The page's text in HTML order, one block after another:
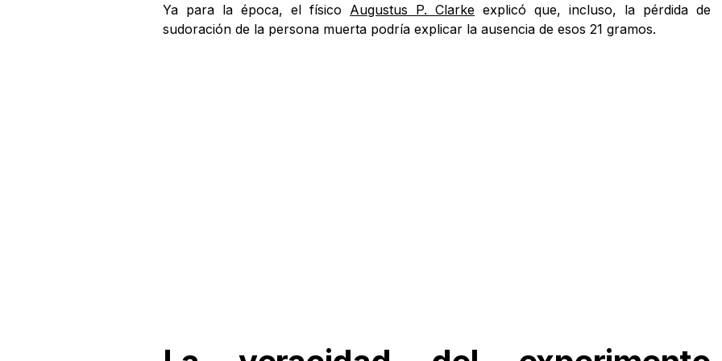
Ya para la época, el físico Augustus P. Clarke explicó que, incluso, la pérdida de
sudoración de la persona muerta podría explicar la ausencia de esos 21 gramos.